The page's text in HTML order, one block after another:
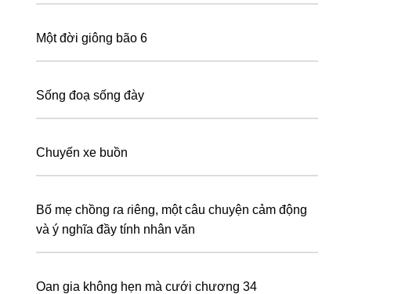
Một đời giông bão 6
Sống đoạ sống đày
Chuyến xe buồn
Bố mẹ chồng ɾa ɾiêng, một câu chuyện cảm động
và ý nghĩa đầy tính nhân văn
Oan gia không hẹn mà cưới chương 34